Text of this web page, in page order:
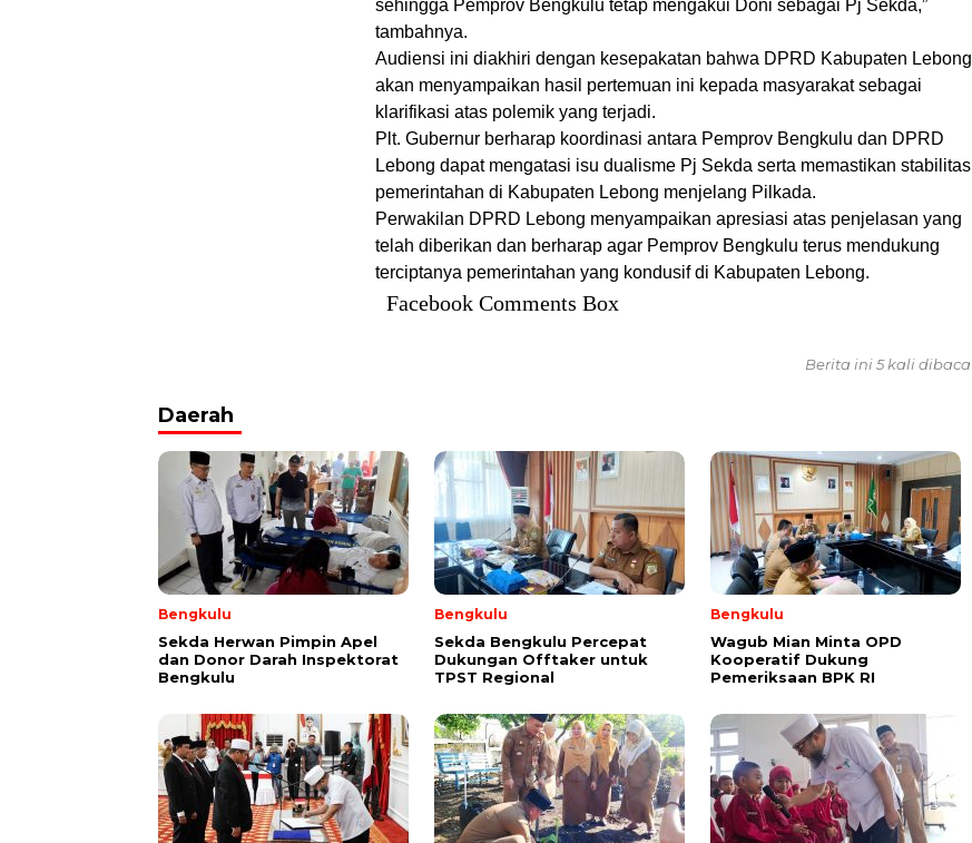
sehingga Pemprov Bengkulu tetap mengakui Doni sebagai Pj Sekda,”
tambahnya.
Audiensi ini diakhiri dengan kesepakatan bahwa DPRD Kabupaten Lebong
akan menyampaikan hasil pertemuan ini kepada masyarakat sebagai
klarifikasi atas polemik yang terjadi.
Plt. Gubernur berharap koordinasi antara Pemprov Bengkulu dan DPRD
Lebong dapat mengatasi isu dualisme Pj Sekda serta memastikan stabilitas
pemerintahan di Kabupaten Lebong menjelang Pilkada.
Perwakilan DPRD Lebong menyampaikan apresiasi atas penjelasan yang
telah diberikan dan berharap agar Pemprov Bengkulu terus mendukung
terciptanya pemerintahan yang kondusif di Kabupaten Lebong.
Facebook Comments Box
Berita ini 5 kali dibaca
Daerah
Bengkulu
Sekda Herwan Pimpin Apel
dan Donor Darah Inspektorat
Bengkulu
Bengkulu
Sekda Bengkulu Percepat
Dukungan Offtaker untuk
TPST Regional
Bengkulu
Wagub Mian Minta OPD
Kooperatif Dukung
Pemeriksaan BPK RI